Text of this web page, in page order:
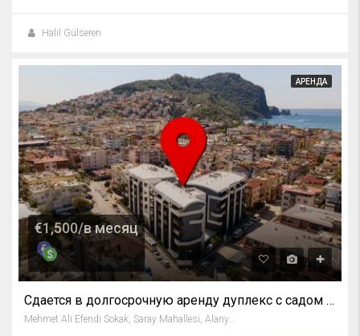
Halil Gülseren
АРЕНДА
€1,500/в месяц
Сдается в долгосрочную аренду дуплекс с садом 2+1 в центре Алании
Mehmet Ali Efendi Sokak, Saray Mahallesi, Alanya, Antalya, Akdeniz Bölgesi, 07400, Türkiye